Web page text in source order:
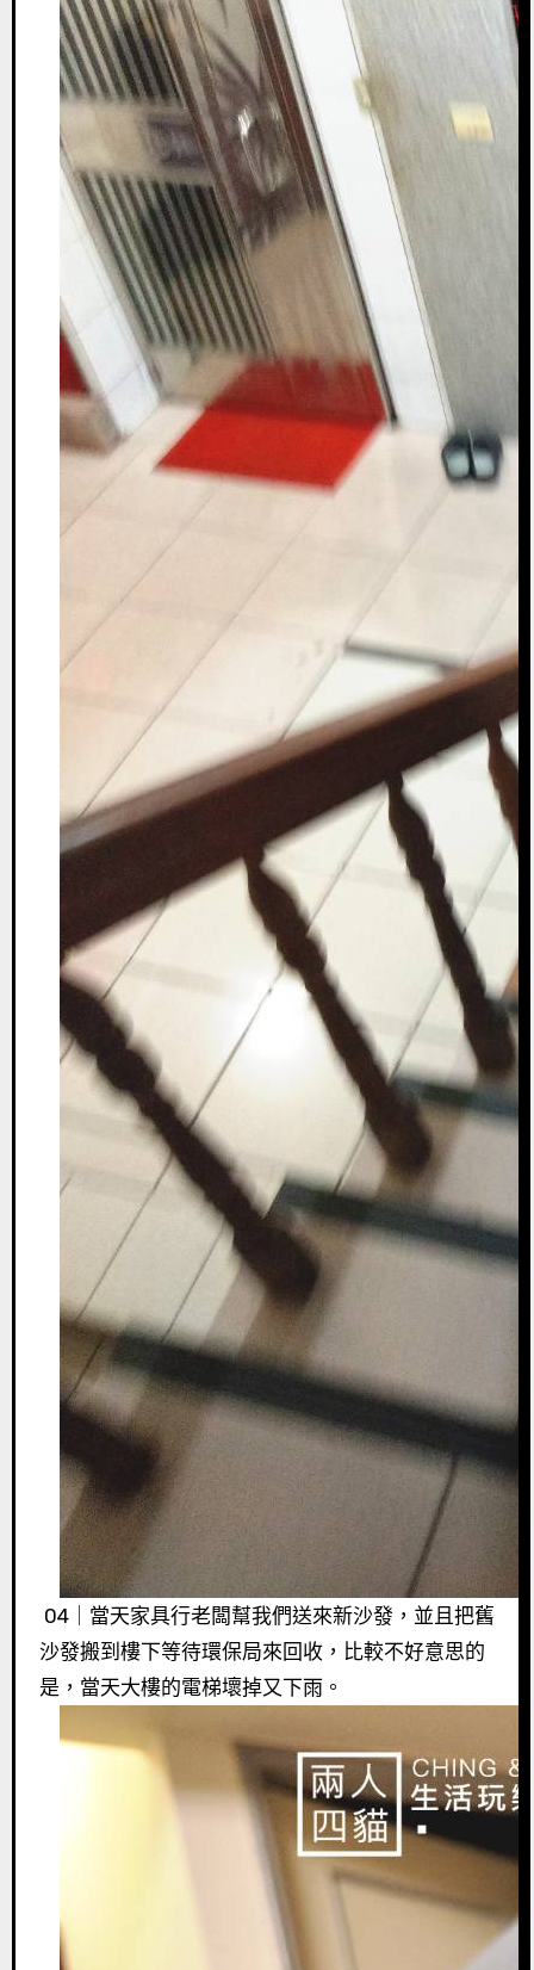
04｜當天家具行老闆幫我們送來新沙發，並且把舊
沙發搬到樓下等待環保局來回收，比較不好意思的
是，當天大樓的電梯壞掉又下雨。